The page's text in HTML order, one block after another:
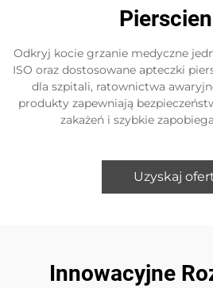
Odkryj kocie grzanie medyczne
ISO oraz dostosowane apteczki
dla szpitali, ratownictwa
produkty zapewniają
zakażeń i szybkie
Uzyskaj
Innowacyjne